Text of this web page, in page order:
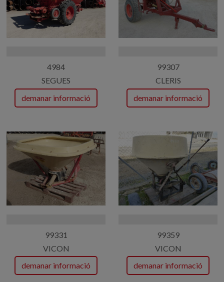
4984
SEGUES
demanar informació
99307
CLERIS
demanar informació
99331
VICON
demanar informació
99359
VICON
demanar informació